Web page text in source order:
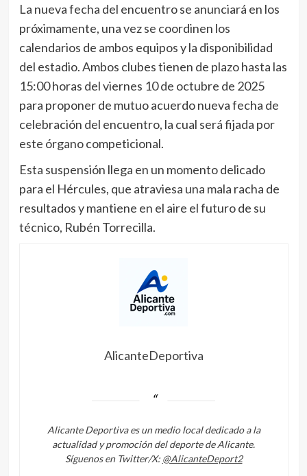
La nueva fecha del encuentro se anunciará en los
próximamente, una vez se coordinen los
calendarios de ambos equipos y la disponibilidad
del estadio. Ambos clubes tienen de plazo hasta las
15:00 horas del viernes 10 de octubre de 2025
para proponer de mutuo acuerdo nueva fecha de
celebración del encuentro, la cual será fijada por
este órgano competicional.
Esta suspensión llega en un momento delicado
para el Hércules, que atraviesa una mala racha de
resultados y mantiene en el aire el futuro de su
técnico, Rubén Torrecilla.
AlicanteDeportiva
Alicante Deportiva es un medio local dedicado a la
actualidad y promoción del deporte de Alicante.
Síguenos en Twitter/X: @AlicanteDeport2